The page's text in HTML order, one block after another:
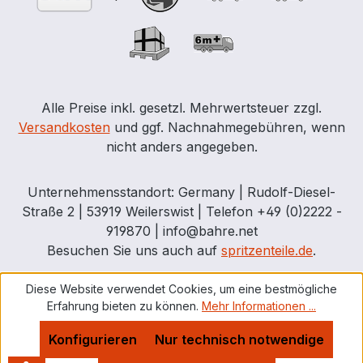
Alle Preise inkl. gesetzl. Mehrwertsteuer zzgl.
Versandkostenund ggf. Nachnahmegebühren, wenn
nicht anders angegeben.
Unternehmensstandort: Germany | Rudolf-Diesel-
Straße 2 | 53919 Weilerswist | Telefon +49 (0)2222 -
919870 | info@bahre.net
Besuchen Sie uns auch auf spritzenteile.de.
Diese Website verwendet Cookies, um eine bestmögliche
Erfahrung bieten zu können. Mehr Informationen ...
Nur technisch notwendige
Konfigurieren